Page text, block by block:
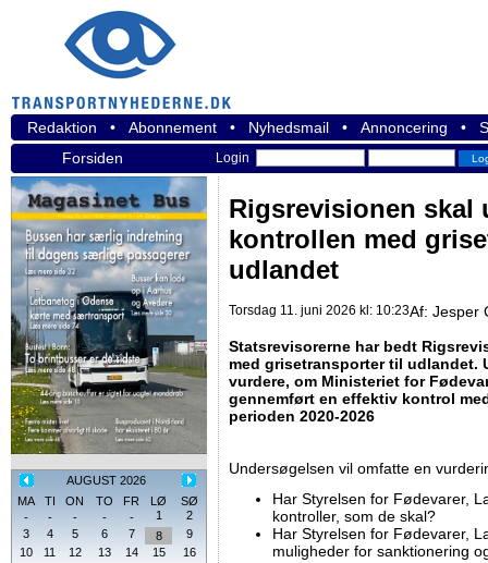
Redaktion • Abonnement • Nyhedsmail • Annoncering •
Forsiden
Login
AUGUST 2026
MA
TI ON TO FR LØ
SØ
-
- - - - 1
2
3
4 5 6 7 8
9
10
11 12 13 14 15
16
Rigsrevisionen skal
kontrollen med
udlandet
Torsdag 11. juni 2026 kl: 10:23Af: Jesper
Statsrevisorerne har bedt
med grisetransporter til udlandet.
vurdere, om Ministeriet for
gennemført en effektiv kontrol
perioden 2020-2026
Undersøgelsen vil omfatte en
Har Styrelsen for Fødevarer,
kontroller, som de skal?
Har Styrelsen for Fødevarer,
muligheder for sanktionering